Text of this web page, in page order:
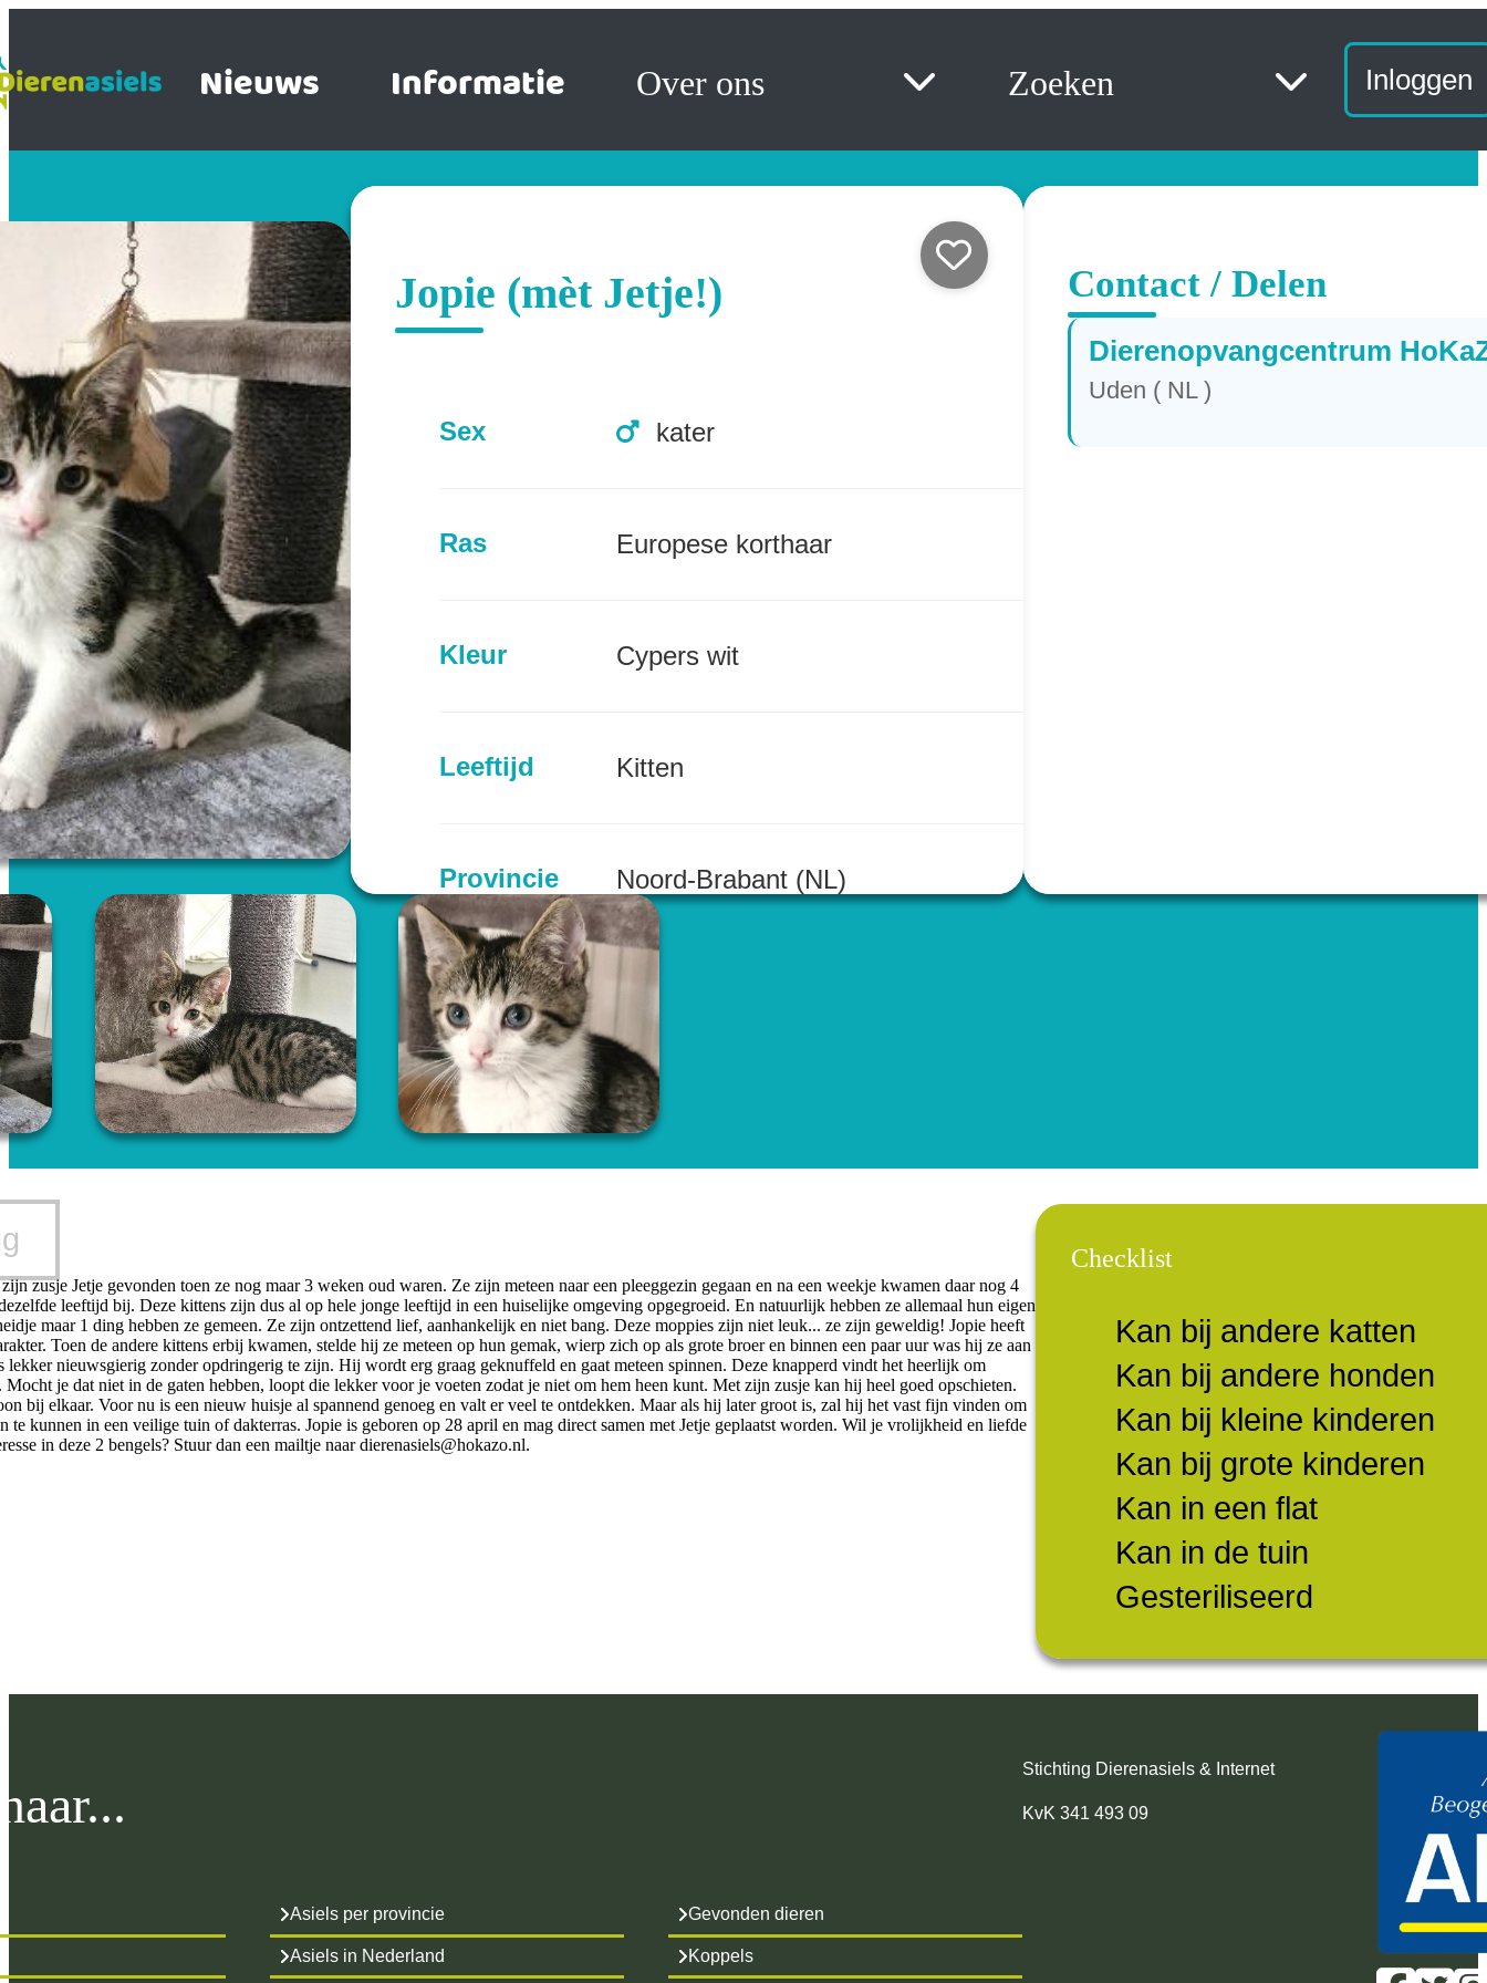
Nieuws Informatie Over ons Zoeken Inloggen
Jopie (mèt Jetje!)
Sex kater
Ras Europese korthaar
Kleur Cypers wit
Leeftijd Kitten
Provincie Noord-Brabant (NL)
Contact / Delen
Dierenopvangcentrum
Uden ( NL )
zusje Jetje gevonden toen ze nog maar 3 weken oud waren. Ze zijn meteen naar een pleeggezin gegaan en na een weekje kwamen daar nog 4
leeftijd bij. Deze kittens zijn dus al op hele jonge leeftijd in een huiselijke omgeving opgegroeid. En natuurlijk hebben ze allemaal hun eigen
maar 1 ding hebben ze gemeen. Ze zijn ontzettend lief, aanhankelijk en niet bang. Deze moppies zijn niet leuk... ze zijn geweldig! Jopie heeft
Toen de andere kittens erbij kwamen, stelde hij ze meteen op hun gemak, wierp zich op als grote broer en binnen een paar uur was hij ze aan
lekker nieuwsgierig zonder opdringerig te zijn. Hij wordt erg graag geknuffeld en gaat meteen spinnen. Deze knapperd vindt het heerlijk om
je dat niet in de gaten hebben, loopt die lekker voor je voeten zodat je niet om hem heen kunt. Met zijn zusje kan hij heel goed opschieten.
bij elkaar. Voor nu is een nieuw huisje al spannend genoeg en valt er veel te ontdekken. Maar als hij later groot is, zal hij het vast fijn vinden om
te kunnen in een veilige tuin of dakterras. Jopie is geboren op 28 april en mag direct samen met Jetje geplaatst worden. Wil je vrolijkheid en liefde
in deze 2 bengels? Stuur dan een mailtje naardierenasiels@hokazo.nl.
Checklist
Kan bij andere katten
Kan bij andere honden
Kan bij kleine kinderen
Kan bij grote kinderen
Kan in een flat
Kan in de tuin
Gesteriliseerd
Asiels per provincie
Asiels in Nederland
Gevonden dieren
Koppels
Stichting Dierenasiels & Internet
KvK 341 493 09